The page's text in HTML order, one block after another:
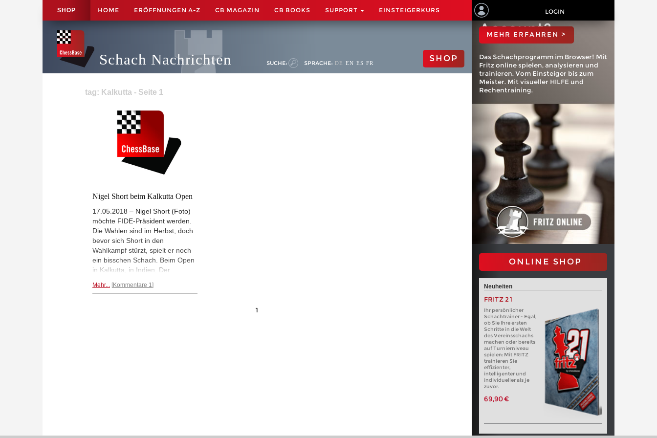
SHOP HOME ERÖFFNUNGEN A-Z CB MAGAZIN CB BOOKS SUPPORT EINSTEIGERKURS LOGIN
Schach Nachrichten SUCHE: SPRACHE: DE EN ES FR SHOP
tag: Kalkutta - Seite 1
Nigel Short beim Kalkutta Open
17.05.2018 – Nigel Short (Foto)
möchte FIDE-Präsident werden.
Die Wahlen sind im Herbst, doch
bevor sich Short in den
Wahlkampf stürzt, spielt er noch
ein bisschen Schach. Beim Open
in Kalkutta, in Indien. Der
gut: Er gewann die ersten drei
Mehr... Kommentare 1
1
ChessBase
Account?
MEHR ERFAHREN >
Das Schachprogramm im Browser! Mit
Fritz online spielen, analysieren und
trainieren. Vom Einsteiger bis zum
Meister. Mit visueller HILFE und
Rechentraining.
ONLINE SHOP
Neuheiten
FRITZ 21
Ihr persönlicher
Schachtrainer - Egal,
ob Sie Ihre ersten
Schritte in die Welt
des Vereinsschachs
machen oder bereits
auf Turnierniveau
spielen: Mit FRITZ
trainieren Sie
effizienter,
intelligenter und
individueller als je
zuvor.
69,90 €